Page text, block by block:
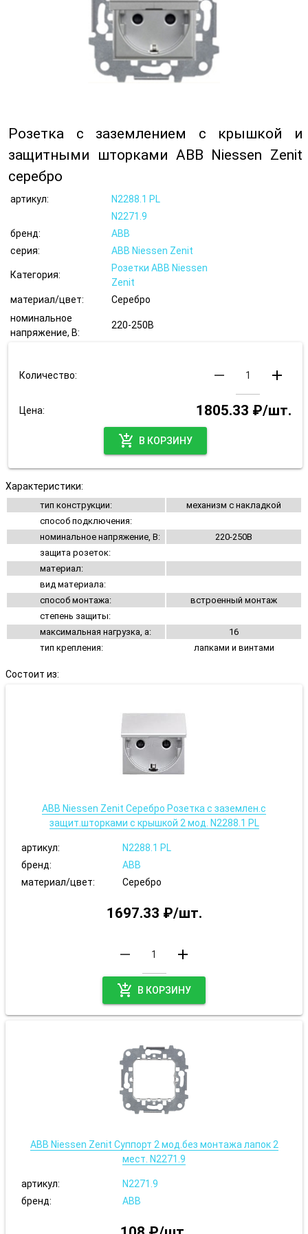
Розетка с заземлением с крышкой и
защитными шторками ABB Niessen Zenit
серебро
артикул:
N2288.1 PL
N2271.9
бренд:
ABB
серия:
ABB Niessen Zenit
Категория:
Розетки ABB Niessen
Zenit
материал/цвет:
Серебро
номинальное
напряжение, В:
220-250В
Количество: remove add
Цена:
1805.33 ₽/шт.
add_shopping_cart
В КОРЗИНУ
Характеристики:
тип конструкции:
механизм с накладкой
способ подключения:
номинальное напряжение, В:
220-250В
защита розеток:
материал:
вид материала:
способ монтажа:
встроенный монтаж
степень защиты:
максимальная нагрузка, а:
16
тип крепления:
лапками и винтами
Состоит из:
ABB Niessen Zenit Серебро Розетка с заземлен.с
защит.шторками с крышкой 2 мод. N2288.1 PL
артикул:
N2288.1 PL
бренд:
ABB
материал/цвет:
Серебро
1697.33 ₽/шт.
remove add
add_shopping_cart В КОРЗИНУ
ABB Niessen Zenit Суппорт 2 мод.без монтажа лапок 2
мест. N2271.9
артикул:
N2271.9
бренд:
ABB